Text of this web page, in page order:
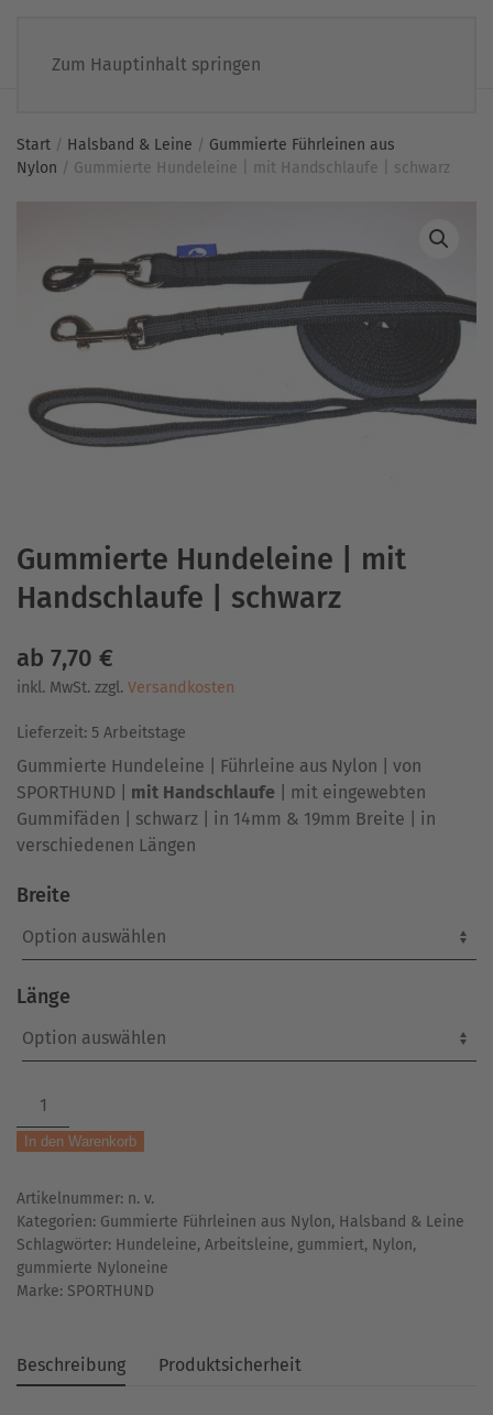
Zum Hauptinhalt springen
Start / Halsband & Leine / Gummierte Führleinen aus
Nylon / Gummierte Hundeleine | mit Handschlaufe | schwarz
Gummierte Hundeleine | mit
Handschlaufe | schwarz
ab 7,70 €
inkl. MwSt. zzgl. Versandkosten
Lieferzeit: 5 Arbeitstage
Gummierte Hundeleine | Führleine aus Nylon | von
SPORTHUND | mit Handschlaufe | mit eingewebten
Gummifäden | schwarz | in 14mm & 19mm Breite | in
verschiedenen Längen
Breite
Länge
Gummierte
|
Handschlaufe
|
schwarz
Menge
In den Warenkorb
Artikelnummer: n. v.
Kategorien: Gummierte Führleinen aus Nylon, Halsband & Leine
Schlagwörter: Hundeleine, Arbeitsleine, gummiert, Nylon,
gummierte Nyloneine
Marke: SPORTHUND
Beschreibung Produktsicherheit